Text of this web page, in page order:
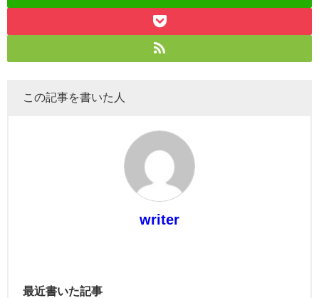
この記事を書いた人
writer
最近書いた記事